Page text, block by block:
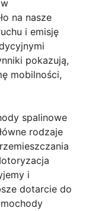
na nasze
i emisję
pokazują,
mobilności,
spalinowe
rodzaje
i
dotarcie do